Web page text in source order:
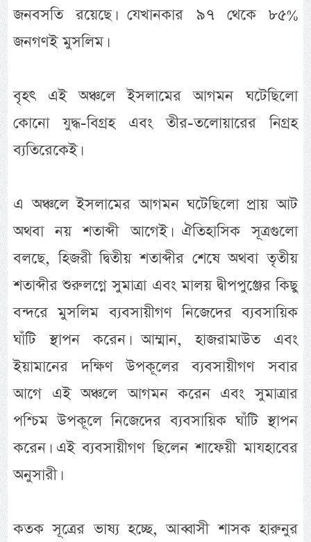
জনবসতি রয়েছে। যেখানকার ৯৭ থেকে ৮৫%
জনগণই মুসলিম।
বৃহৎ এই অঞ্চলে ইসলামের আগমন ঘটেছিলো
কোনো যুদ্ধ-বিগ্রহ এবং তীর-তলোয়ারের নিগ্রহ
ব্যতিরেকেই।
এ অঞ্চলে ইসলামের আগমন ঘটেছিলো প্রায় আট
অথবা নয় শতাব্দী আগেই। ঐতিহাসিক সূত্রগুলো
বলছে, হিজরী দ্বিতীয় শতাব্দীর শেষে অথবা তৃতীয়
শতাব্দীর শুরুলগ্নে সুমাত্রা এবং মালয় দ্বীপপুঞ্জের কিছু
বন্দরে মুসলিম ব্যবসায়ীগণ নিজেদের ব্যবসায়িক
ঘাঁটি স্থাপন করেন। আম্মান, হাজরামাউত এবং
ইয়ামানের দক্ষিণ উপকূলের ব্যবসায়ীগণ সবার
আগে এই অঞ্চলে আগমন করেন এবং সুমাত্রার
পশ্চিম উপকূলে নিজেদের ব্যবসায়িক ঘাঁটি স্থাপন
করেন। এই ব্যবসায়ীগণ ছিলেন শাফেয়ী মাযহাবের
অনুসারী।
কতক সূত্রের ভাষ্য হচ্ছে, আব্বাসী শাসক হারুনুর